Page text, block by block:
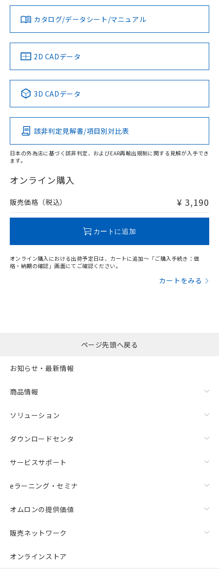
ダウンロードデータをご利用いただく前に、以下を必ずお読
みください。
ソフトウェアの使用条件
対応済み
中国 RoHS 注意事項・凡例
Pb Hg Cd Cr(VI)
O
在庫等で未対応品が混在する可能性があります。
問い合わせください。
カタログ/データシート/マニュアル
2D CADデータ
3D CADデータ
該非判定見解書/項目別対比表
日本の外為法に基づく該非判定、およびEAR再輸出規制に関する見解が入手でき
ます。
オンライン購入
販売価格（税込） ¥ 3,190
カートに追加
オンライン購入における出荷予定日は、カートに追加～「ご購入手続き：価
格・納期の確認」画面にてご確認ください。
カートをみる
ページ先頭へ戻る
お知らせ・最新情報
商品情報
ソリューション
ダウンロードセンタ
サービスサポート
eラーニング・セミナ
オムロンの提供価値
販売ネットワーク
オンラインストア